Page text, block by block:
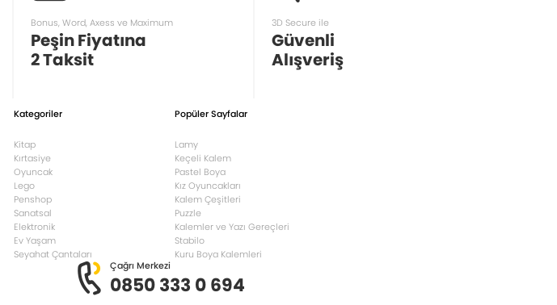
Bonus, Word, Axess ve Maximum
Peşin Fiyatına
2 Taksit
3D Secure ile
Güvenli
Alışveriş
Kategoriler
Kitap
Kırtasiye
Oyuncak
Lego
Penshop
Sanatsal
Elektronik
Ev Yaşam
Seyahat Çantaları
Popüler Sayfalar
Lamy
Keçeli Kalem
Pastel Boya
Kız Oyuncakları
Kalem Çeşitleri
Puzzle
Kalemler ve Yazı Gereçleri
Stabilo
Kuru Boya Kalemleri
Çağrı Merkezi
0850 333 0 694